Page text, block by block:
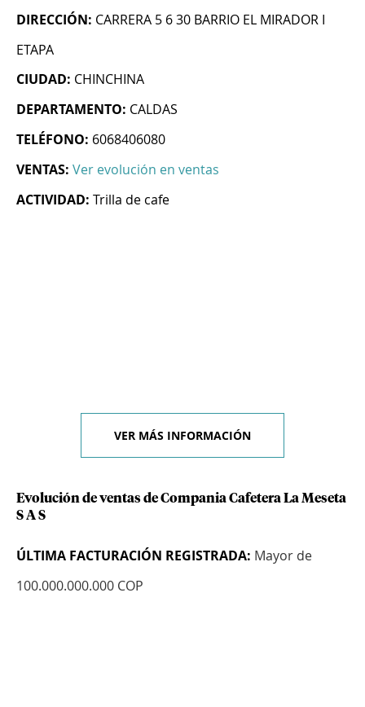
DIRECCIÓN: CARRERA 5 6 30 BARRIO EL MIRADOR I
ETAPA
CIUDAD: CHINCHINA
DEPARTAMENTO: CALDAS
TELÉFONO: 6068406080
VENTAS: Ver evolución en ventas
ACTIVIDAD: Trilla de cafe
VER MÁS INFORMACIÓN
Evolución de ventas de Compania Cafetera La Meseta
S A S
ÚLTIMA FACTURACIÓN REGISTRADA: Mayor de
100.000.000.000 COP